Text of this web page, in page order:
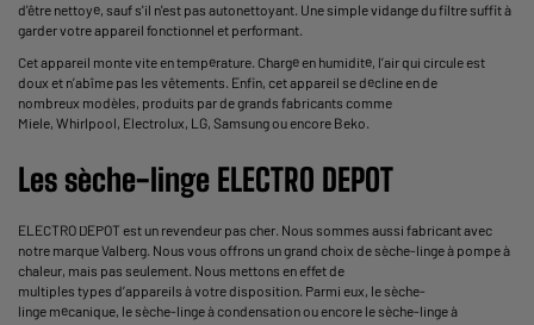
d'être nettoyé, sauf s'il n'est pas autonettoyant. Une simple vidange du filtre suffit à
garder votre appareil fonctionnel et performant.
Cet appareil monte vite en température. Chargé en humidité, l’air qui circule est
doux et n’abîme pas les vêtements. Enfin, cet appareil se décline en de
nombreux modèles, produits par de grands fabricants comme
Miele, Whirlpool, Electrolux, LG, Samsung ou encore Beko.
Les sèche-linge ELECTRO DEPOT
ELECTRO DEPOT est un revendeur pas cher. Nous sommes aussi fabricant avec
notre marque Valberg. Nous vous offrons un grand choix de sèche-linge à pompe à
chaleur, mais pas seulement. Nous mettons en effet de
multiples types d’appareils à votre disposition. Parmi eux, le sèche-
linge mécanique, le sèche-linge à condensation ou encore le sèche-linge à